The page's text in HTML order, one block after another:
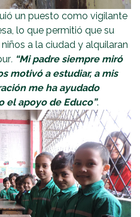
un puesto como vigilante
lo que permitió que su
a la ciudad y alquilaran
. “Mi padre siempre miró
motivó a estudiar, a mis
me ha ayudado
el apoyo de Educo”.